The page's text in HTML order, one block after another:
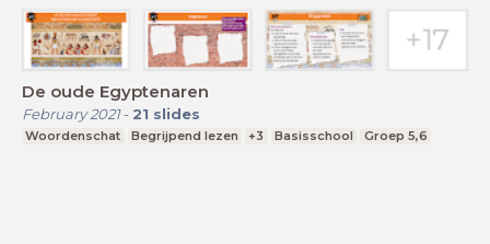
De oude Egyptenaren
February 2021- 21 slides
Woordenschat Begrijpend lezen +3 Basisschool Groep 5,6